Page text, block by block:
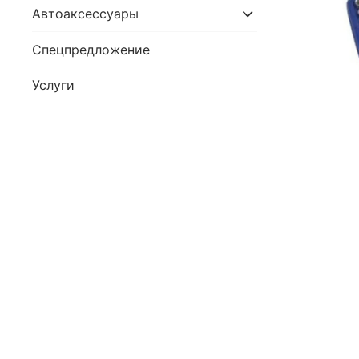
Автоаксессуары
Спецпредложение
Услуги